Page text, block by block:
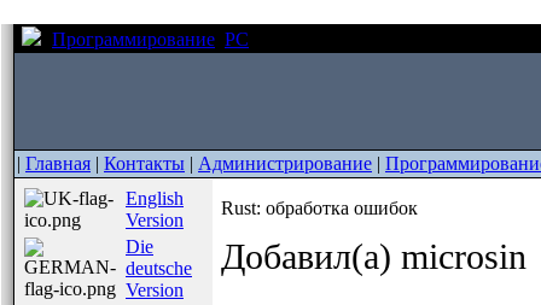
Программирование PC
| Главная | Контакты | Администрирование |
English
Version
Die
deutsche
Version
Rust: обработка ошибок
Добавил(а) microsin